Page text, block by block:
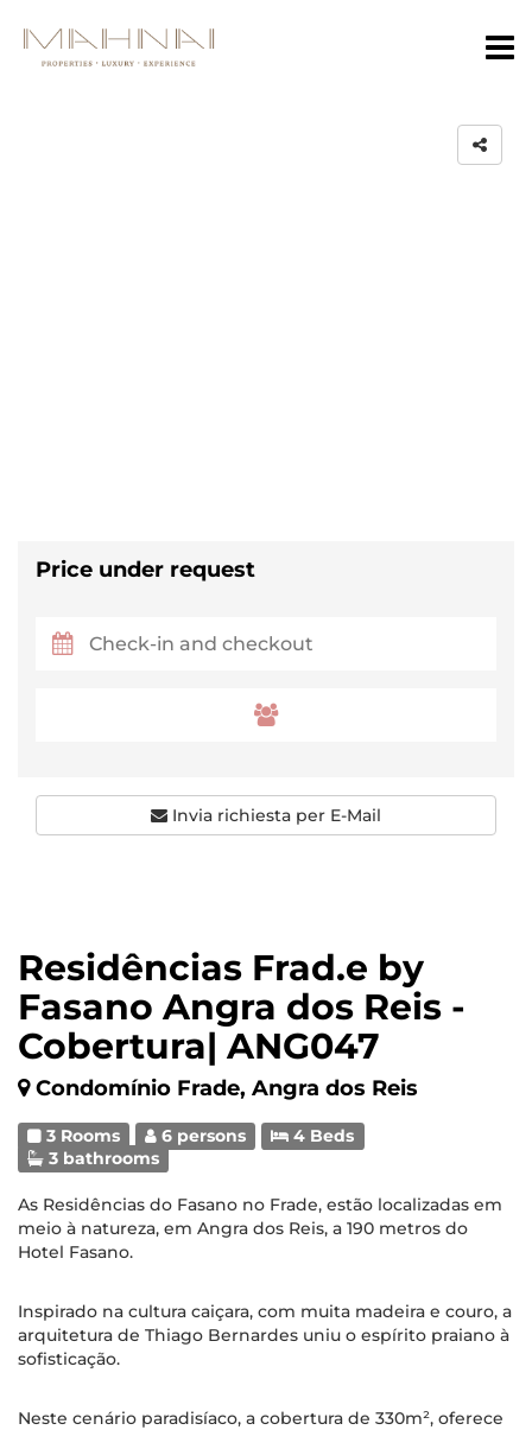
Residências Frad.e by
Fasano Angra dos Reis -
Cobertura| ANG047
Condomínio Frade, Angra dos Reis
3 Rooms 6 persons
4 Beds
3 bathrooms
As Residências do Fasano no Frade, estão localizadas em
meio à natureza, em Angra dos Reis, a 190 metros do
Hotel Fasano.
Inspirado na cultura caiçara, com muita madeira e couro, a
arquitetura de Thiago Bernardes uniu o espírito praiano à
sofisticação.
Neste cenário paradisíaco, a cobertura de 330m², oferece
Price under request
Invia richiesta per E-Mail